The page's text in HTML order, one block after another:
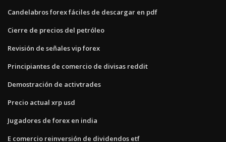
Candelabros forex fáciles de descargar en pdf
Cierre de precios del petróleo
Revisión de señales vip forex
Principiantes de comercio de divisas reddit
Demostración de activtrades
Precio actual xrp usd
Jugadores de forex en india
E comercio reinversión de dividendos etf